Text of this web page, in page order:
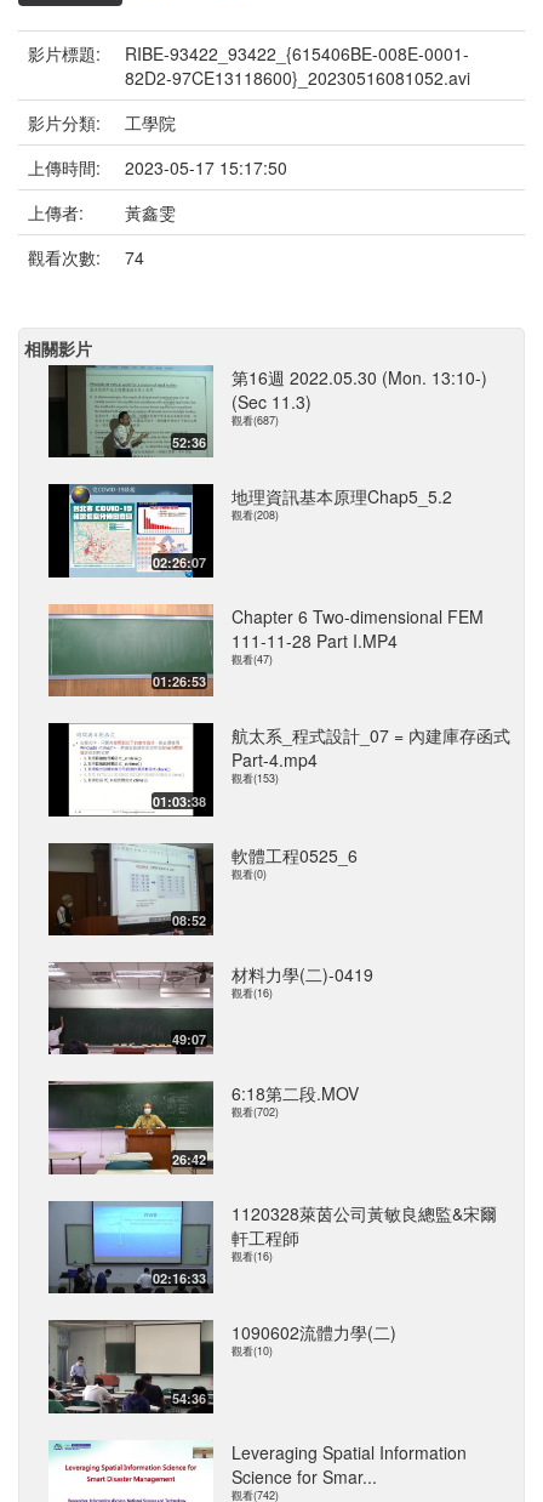
影片標題:
RIBE-93422_93422_{615406BE-008E-0001-
82D2-97CE13118600}_20230516081052.avi
影片分類:
工學院
上傳時間:
2023-05-17 15:17:50
上傳者:
黃鑫雯
觀看次數:
74
相關影片
52:36
第16週 2022.05.30 (Mon. 13:10-)
(Sec 11.3)
觀看(687)
02:26:07
地理資訊基本原理Chap5_5.2
觀看(208)
01:26:53
Chapter 6 Two-dimensional FEM
111-11-28 Part I.MP4
觀看(47)
01:03:38
航太系_程式設計_07 = 內建庫存函式
Part-4.mp4
觀看(153)
08:52
軟體工程0525_6
觀看(0)
49:07
材料力學(二)-0419
觀看(16)
26:42
6:18第二段.MOV
觀看(702)
02:16:33
1120328萊茵公司黃敏良總監&宋爾
軒工程師
觀看(16)
54:36
1090602流體力學(二)
觀看(10)
Leveraging Spatial Information
Science for Smar...
觀看(742)